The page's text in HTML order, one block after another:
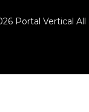
Portal Vertical